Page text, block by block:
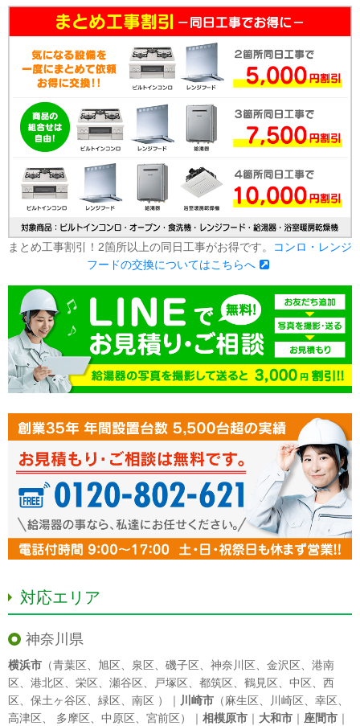
まとめ工事割引！2箇所以上の同日工事がお得です。
コンロ・レンジ
フードの交換についてはこちらへ
対応エリア
神奈川県
横浜市 （青葉区 旭区 泉区 磯子区 神奈川区 金沢区
港南
区
港北区 栄区 瀬谷区 戸塚区 都筑区 鶴見区 中区
西
区
保土ヶ谷区 緑区 南区 ）｜ 川崎市 （麻生区 川崎区 幸区
高津区
多摩区 中原区 宮前区）｜ 相模原市 ｜ 大和市 ｜ 座間市 ｜